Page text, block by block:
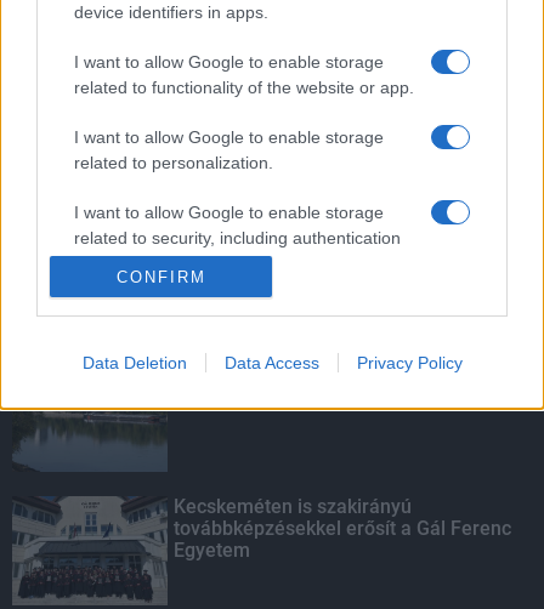
device identifiers in apps.
I want to allow Google to enable storage
related to functionality of the website or app.
I want to allow Google to enable storage
related to personalization.
I want to allow Google to enable storage
related to security, including authentication
functionality and fraud prevention, and other
user protection.
CONFIRM
Data Deletion Data Access Privacy Policy
mentettek a sásdi tűzoltók
Mit lát és mit lát nem a VÉDA?
Megérkezett az eső a Duna
Kecskeméten is szakirányú
továbbképzésekkel erősít a Gál Ferenc
Egyetem